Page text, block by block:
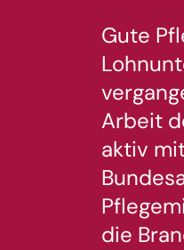
Gute
Arbeit
aktiv
die